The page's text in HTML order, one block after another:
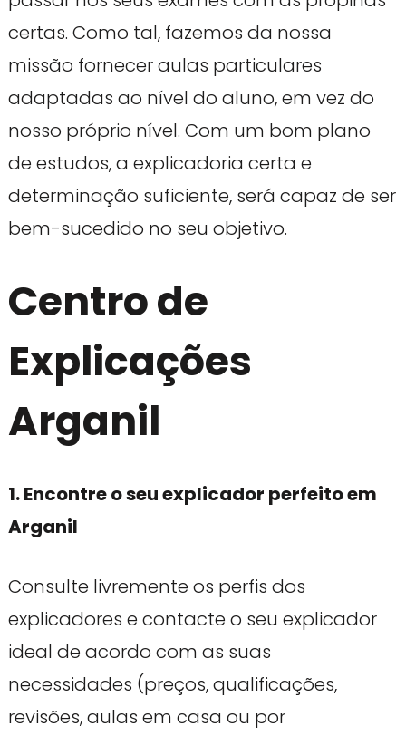
certas. Como tal, fazemos da nossa
missão fornecer aulas particulares
adaptadas ao nível do aluno, em vez do
nosso próprio nível. Com um bom plano
de estudos, a explicadoria certa e
determinação suficiente, será capaz de ser
bem-sucedido no seu objetivo.
Centro de
Explicações
Arganil
1. Encontre o seu explicador perfeito em
Arganil
Consulte livremente os perfis dos
explicadores e contacte o seu explicador
ideal de acordo com as suas
necessidades (preços, qualificações,
revisões, aulas em casa ou por